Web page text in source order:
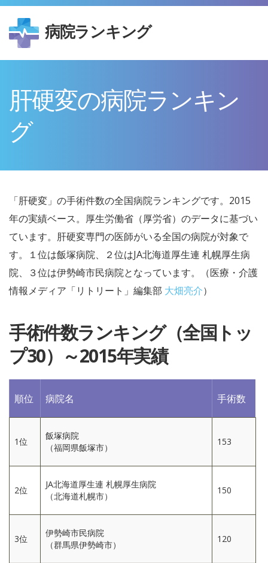
病院ランキング
肝硬変の病院ランキン
グ
「肝硬変」の手術件数の全国病院ランキングです。2015
年の実績ベース。厚生労働省（厚労省）のデータに基づい
ています。肝硬変専門の医師がいる全国の病院が対象で
す。１位は飯塚病院、２位はJA北海道厚生連 札幌厚生病
院、３位は伊勢崎市民病院となっています。（医療・介護
情報メディア「リトリート」編集部 大畑亮介）
手術件数ランキング（全国トッ
プ30）～2015年実績
順位 病院名 手術数
1位
飯塚病院
（福岡県飯塚市）
153
2位
JA北海道厚生連 札幌厚生病院
（北海道札幌市）
150
3位
伊勢崎市民病院
（群馬県伊勢崎市）
120